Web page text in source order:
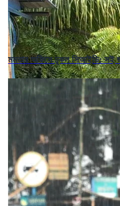
মমতার অফিসে ঢুকল সিআইডি: সই